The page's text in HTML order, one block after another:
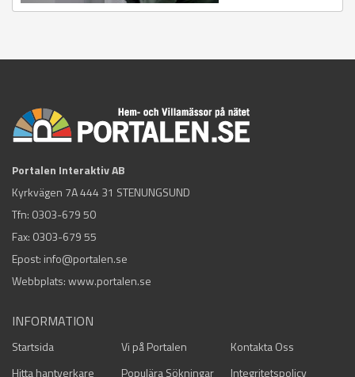
Portalen Interaktiv AB
Kyrkvägen 7A 444 31 STENUNGSUND
Tfn: 0303-679 50
Fax: 0303-679 55
Epost: info@portalen.se
Webbplats: www.portalen.se
INFORMATION
Startsida Vi på Portalen
Kontakta Oss
Hitta hantverkare
Populära Sökningar Integritetspolicy